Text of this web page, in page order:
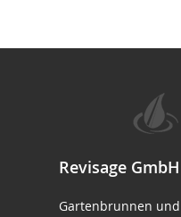
Revisage GmbH
Gartenbrunnen und